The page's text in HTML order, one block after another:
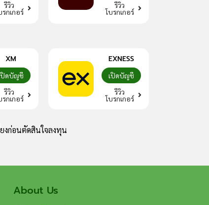
รีวิว
รกเกอร์
รีวิว
โบรกเกอร์
XM
ปิดบัญชี
รีวิว
รกเกอร์
EXNESS
เปิดบัญชี
รีวิว
โบรกเกอร์
งก่อนตัดสินใจลงทุน
About Us